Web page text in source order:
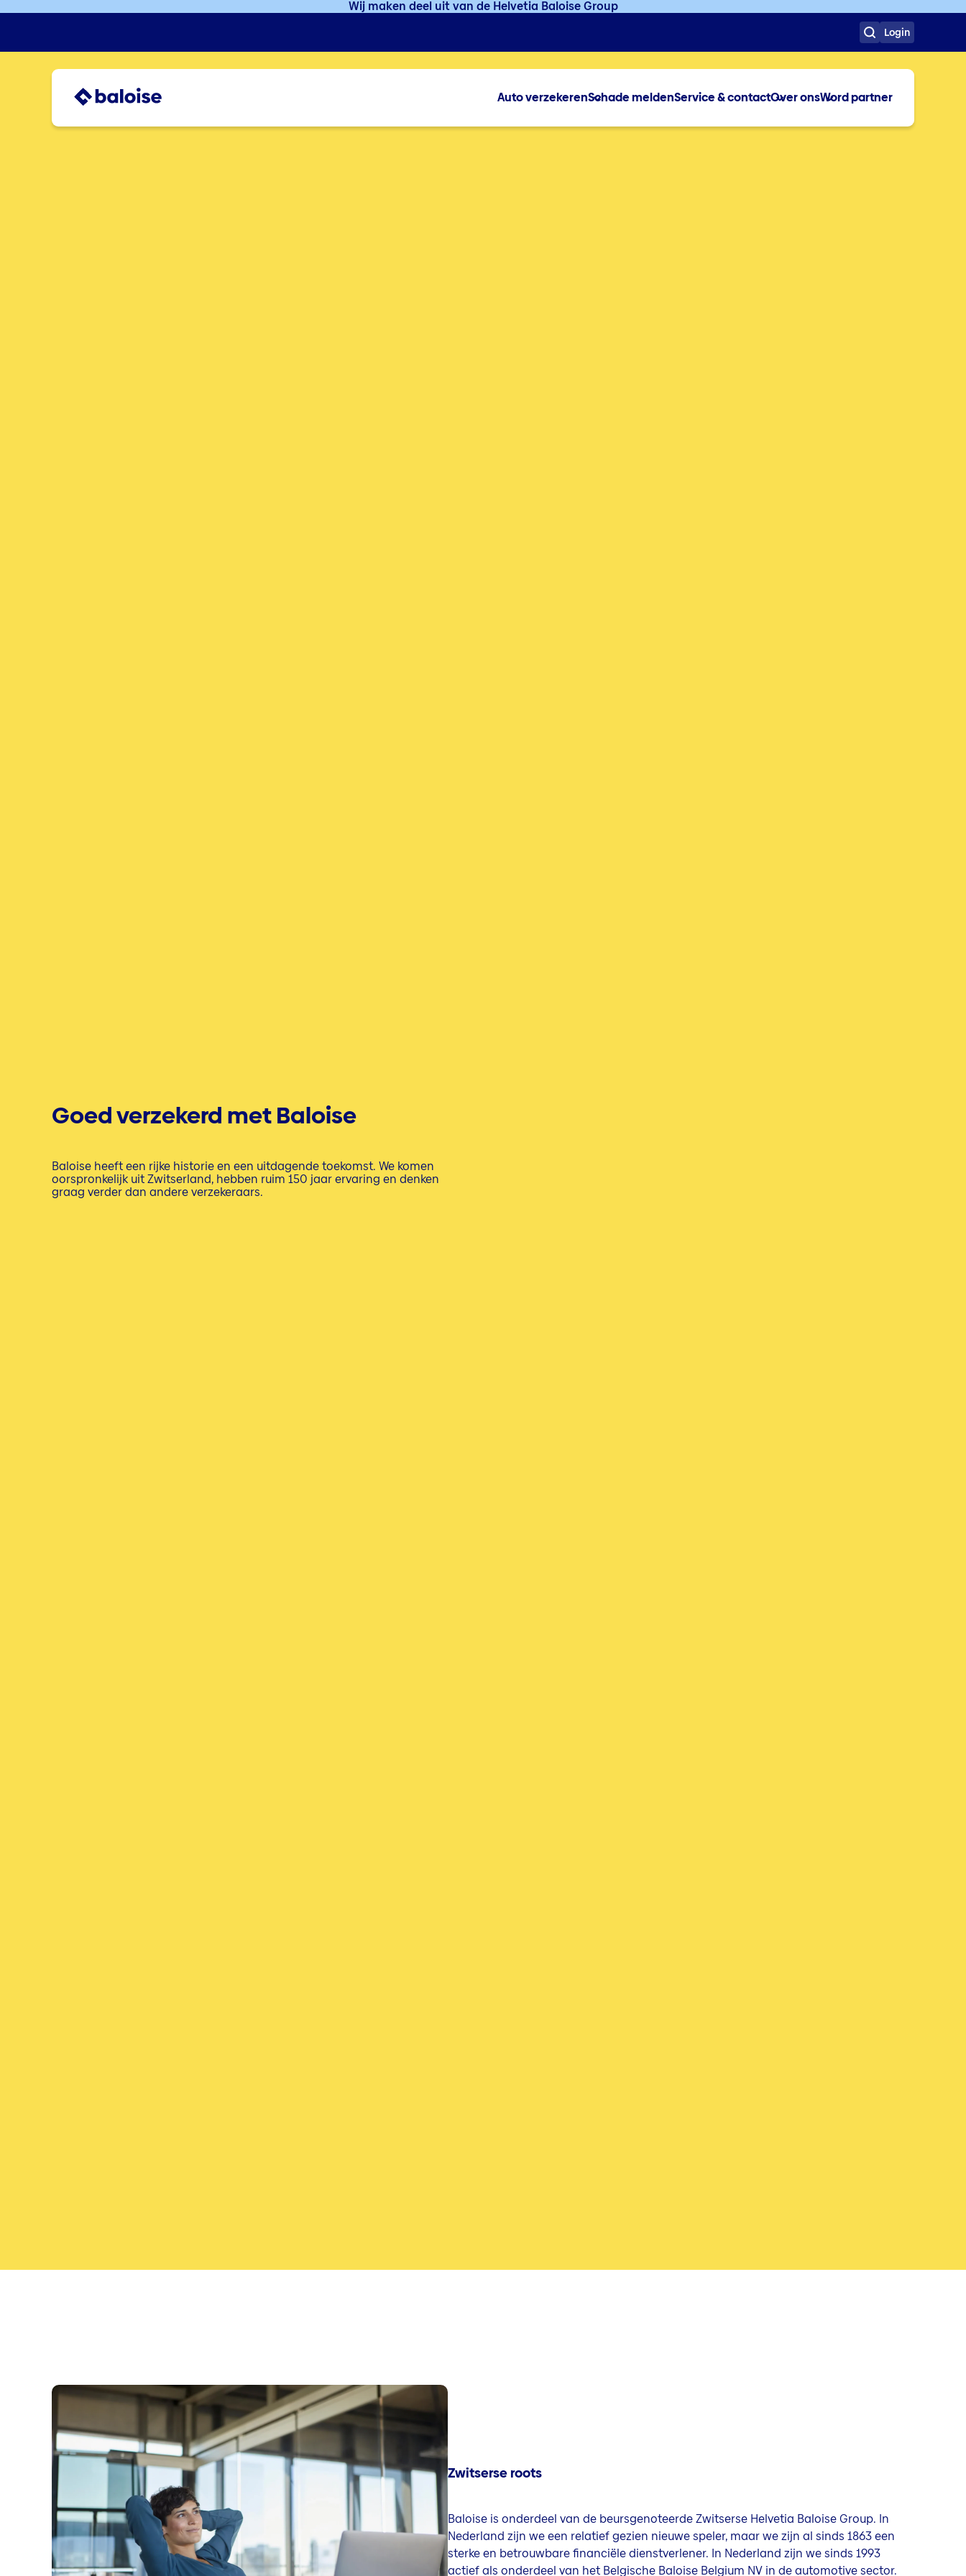
Wij maken deel uit van de Helvetia Baloise Group
Login
Auto verzekerenSchade meldenService & contactOver onsWord partner
Goed verzekerd met Baloise
Baloise heeft een rijke historie en een uitdagende toekomst. We komen
oorspronkelijk uit Zwitserland, hebben ruim 150 jaar ervaring en denken
graag verder dan andere verzekeraars.
Zwitserse roots
Baloise is onderdeel van de beursgenoteerde Zwitserse Helvetia Baloise Group. In
Nederland zijn we een relatief gezien nieuwe speler, maar we zijn al sinds 1863 een
sterke en betrouwbare financiële dienstverlener. In Nederland zijn we sinds 1993
actief als onderdeel van het Belgische Baloise Belgium NV in de automotive sector.